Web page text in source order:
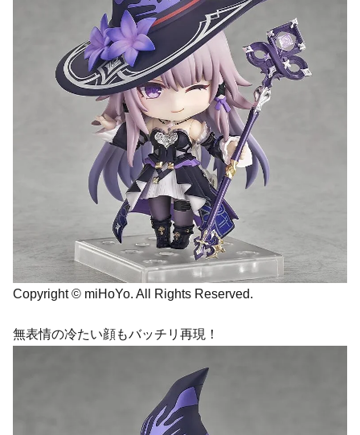
Copyright © miHoYo. All Rights Reserved.
無表情の冷たい顔もバッチリ再現！